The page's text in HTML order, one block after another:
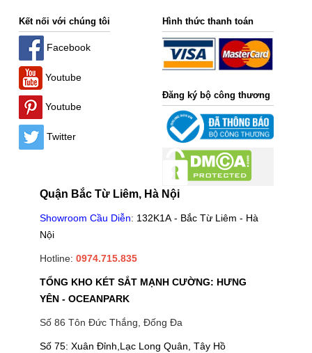
Kết nối với chúng tôi
Facebook
Youtube
Youtube
Twitter
Hình thức thanh toán
Đăng ký bộ công thương
Quận Bắc Từ Liêm, Hà Nội
Showroom Cầu Diễn: 132K1A - Bắc Từ Liêm - Hà
Nội
Hotline: 0974.715.835
TỔNG KHO KÉT SẮT MẠNH CƯỜNG: HƯNG
YÊN - OCEANPARK
Số 86 Tôn Đức Thắng, Đống Đa
Số 75: Xuân Đỉnh,Lạc Long Quân, Tây Hồ